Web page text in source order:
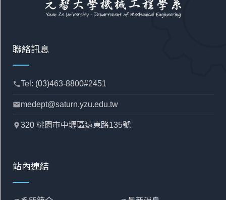
聯絡訊息
phoneTel: (03)463-8800#2451
mailmedept@saturn.yzu.edu.tw
location_pin320 桃園市中壢區遠東路135號
站內連結